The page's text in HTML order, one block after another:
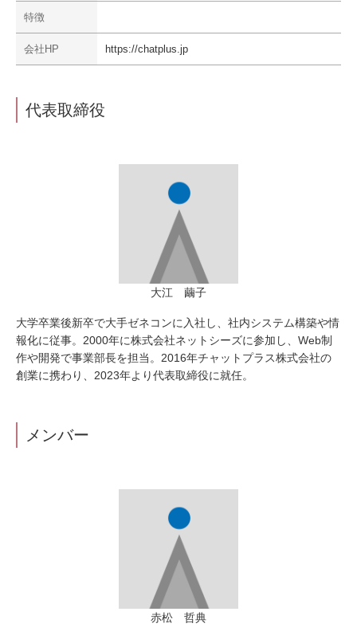
特徴
会社HP https://chatplus.jp
代表取締役
大江 繭子
大学卒業後新卒で大手ゼネコンに入社し、社内システム構築や情
報化に従事。2000年に株式会社ネットシーズに参加し、Web制
作や開発で事業部長を担当。2016年チャットプラス株式会社の
創業に携わり、2023年より代表取締役に就任。
メンバー
赤松 哲典